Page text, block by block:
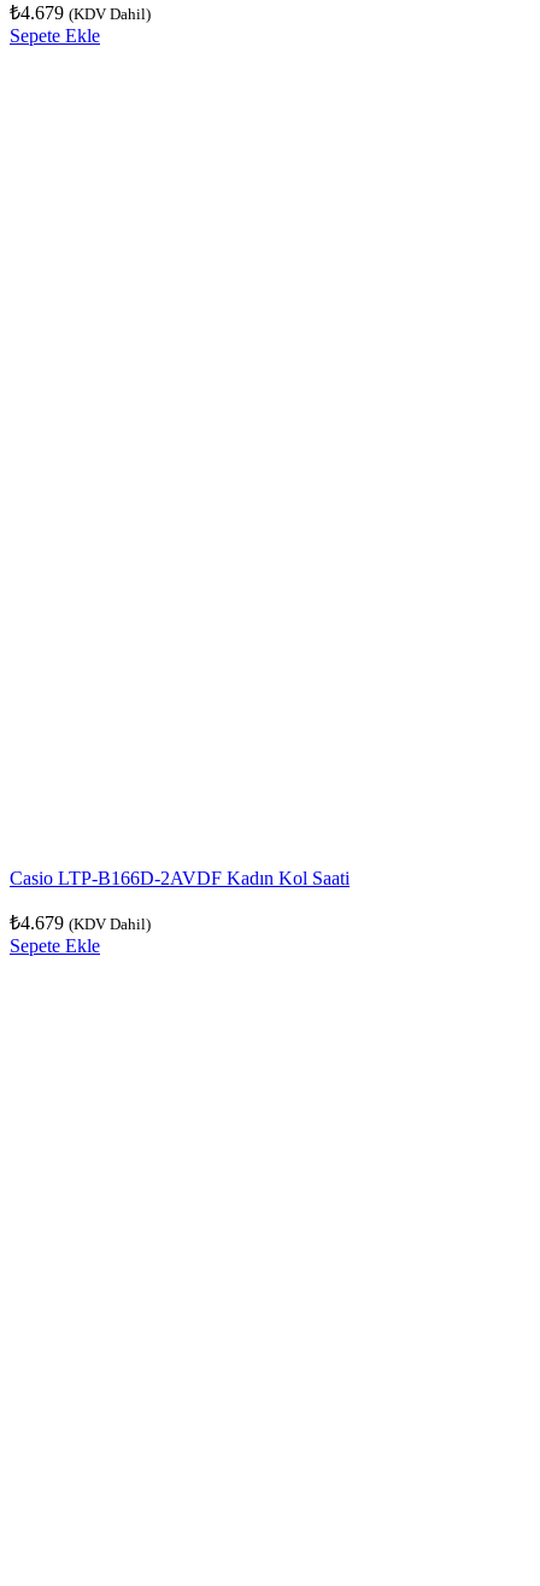
₺4.679 (KDV Dahil)
Sepete Ekle
Casio LTP-B166D-2AVDF Kadın Kol Saati
₺4.679 (KDV Dahil)
Sepete Ekle